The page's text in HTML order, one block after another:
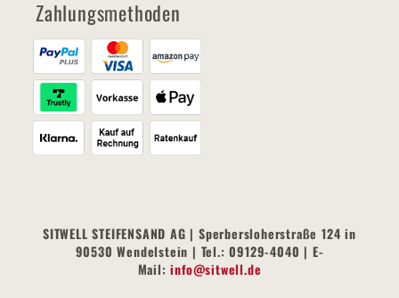
Zahlungsmethoden
SITWELL STEIFENSAND AG | Sperbersloherstraße 124 in
90530 Wendelstein | Tel.: 09129-4040 | E-
Mail:info@sitwell.de